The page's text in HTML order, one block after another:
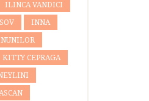
ILINCA VANDICI
INNA
KITTY CEPRAGA